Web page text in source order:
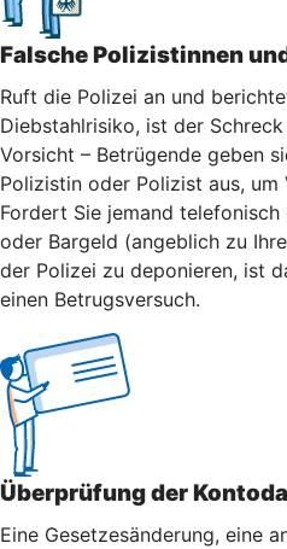
Falsche Polizistinnen
Ruft die Polizei an und
Diebstahlrisiko, ist der
Vorsicht – Betrügende geben
Polizistin oder Polizist aus, um
Fordert Sie jemand
oder Bargeld (angeblich zu
der Polizei zu deponieren, ist
einen Betrugsversuch.
Überprüfung der
Eine Gesetzesänderung, eine